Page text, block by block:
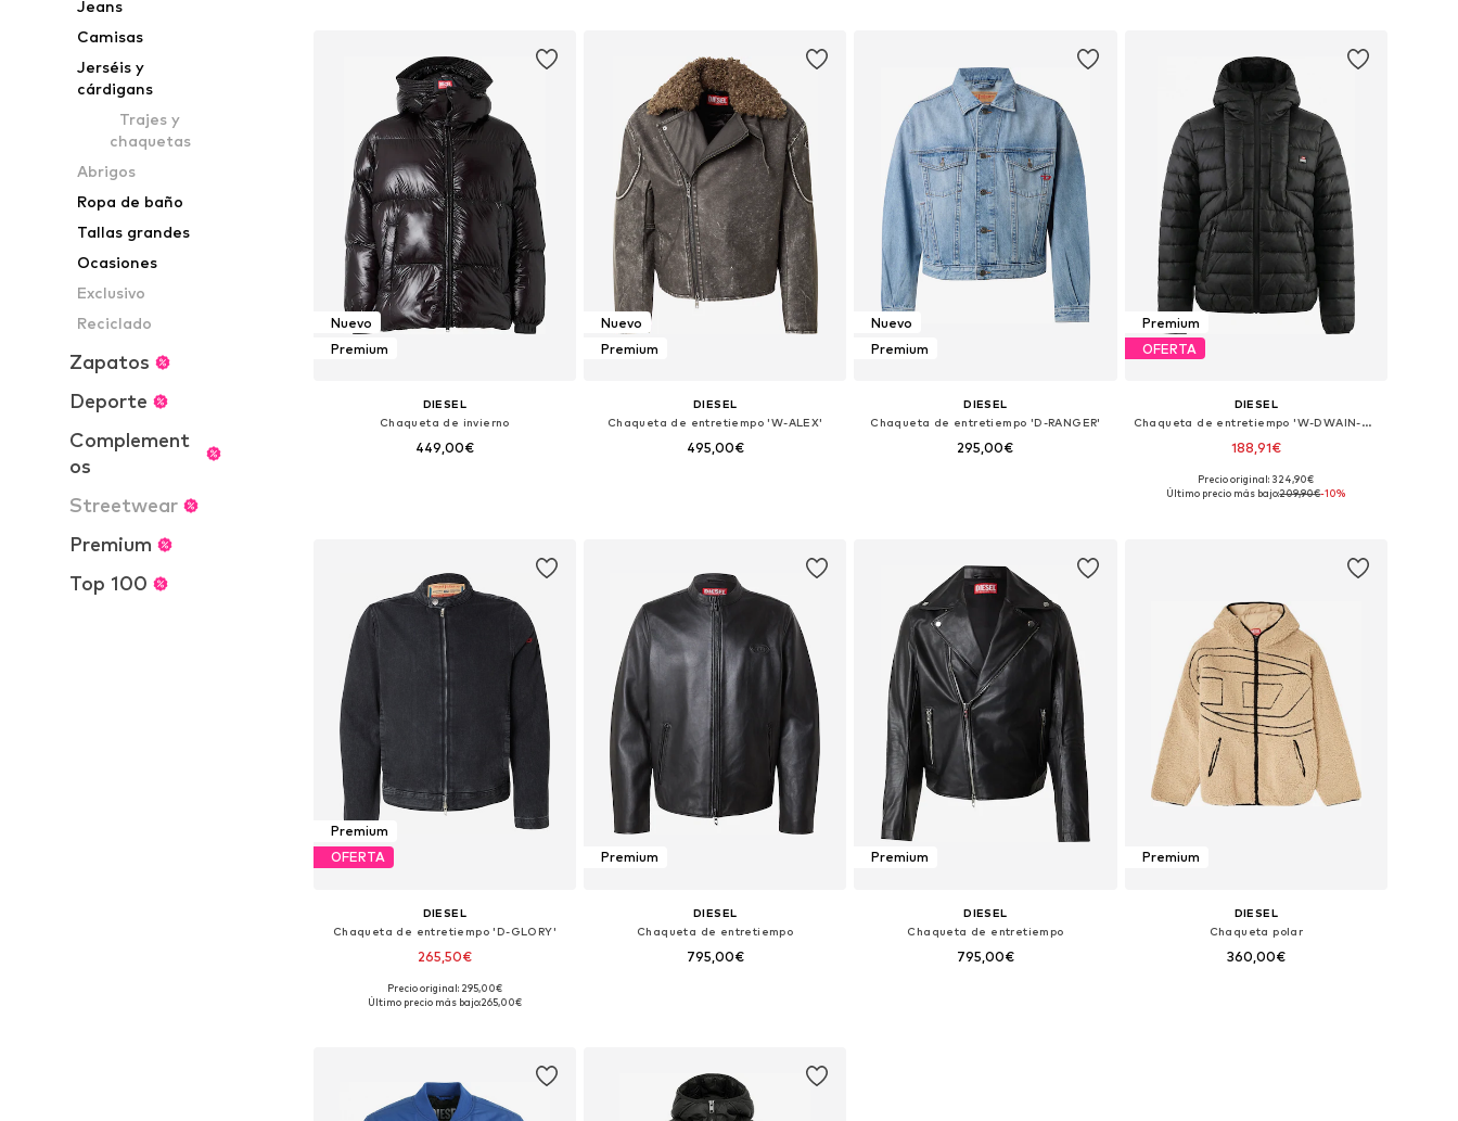
Jeans
Camisas
Jerséis y
cárdigans
Trajes y
chaquetas
Abrigos
Ropa de baño
Tallas grandes
Ocasiones
Exclusivo
Reciclado
Zapatos
Deporte
Complement
os
Streetwear
Premium
Top 100
Nuevo
Premium
DIESEL
Chaqueta de invierno
449,00€
Nuevo
Premium
DIESEL
Chaqueta de entretiempo 'W-ALEX'
495,00€
Nuevo
Premium
DIESEL
Chaqueta de entretiempo 'D-RANGER'
295,00€
Premium
OFERTA
DIESEL
Chaqueta de entretiempo 'W-DWAIN-OUTHOOD'
188,91€
Tallas disponibles: S, M, L, XL, XXL
Precio original: 324,90€
Último precio más bajo:209,90€-10%
Premium
OFERTA
DIESEL
Chaqueta de entretiempo 'D-GLORY'
265,50€
Tallas disponibles: S, M, L, XL
Precio original: 295,00€
Último precio más bajo:265,00€
Premium
DIESEL
Chaqueta de entretiempo
795,00€
Premium
DIESEL
Chaqueta de entretiempo
795,00€
Premium
DIESEL
Chaqueta polar
360,00€